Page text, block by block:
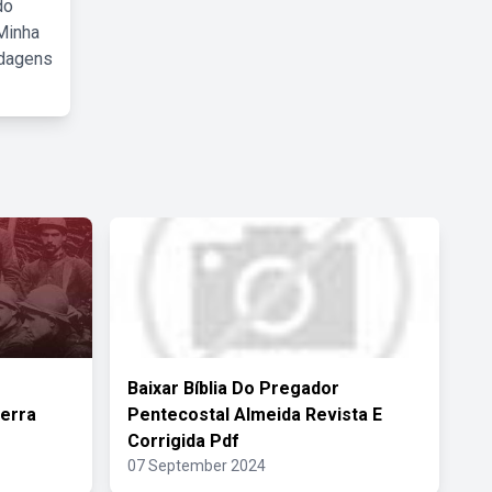
Baixar Bíblia Do Pregador
Pentecostal Almeida Revista E
Corrigida Pdf
07 September 2024